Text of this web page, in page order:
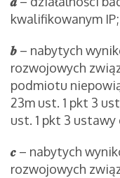
kwalifikowanym IP;
𝒃 – nabytych
rozwojowych
podmiotu
23m ust. 1 pkt 3
ust. 1 pkt 3 ustawy
𝒄 – nabytych
rozwojowych